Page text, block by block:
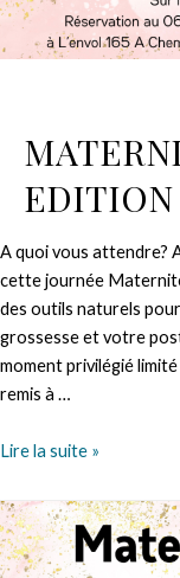
EDITION
A quoi vous attendre?
cette journée
des outils naturels
grossesse et votre
moment privilégié
remis à …
MATERNITE
2ème
EDITION
Lire la suite »